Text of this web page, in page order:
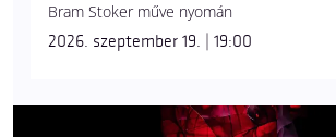
Bram Stoker műve nyomán
2026. szeptember 19. | 19:00